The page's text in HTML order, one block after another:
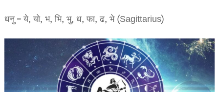
धनु – ये, यो, भ, भि, भु, ध, फा, ढ, भे (Sagittarius)